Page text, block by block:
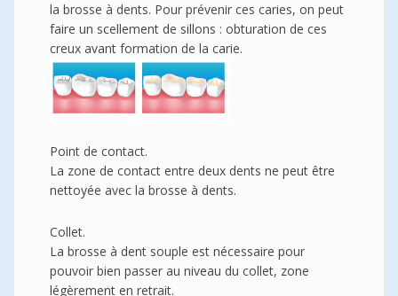
la brosse à dents. Pour prévenir ces caries, on peut
faire un scellement de sillons : obturation de ces
creux avant formation de la carie.
Point de contact.
La zone de contact entre deux dents ne peut être
nettoyée avec la brosse à dents.
Collet.
La brosse à dent souple est nécessaire pour
pouvoir bien passer au niveau du collet, zone
légèrement en retrait.